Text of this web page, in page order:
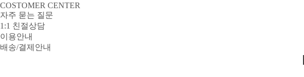
COSTOMER CENTER
자주 묻는 질문
1:1 친절상담
이용안내
배송/결제안내